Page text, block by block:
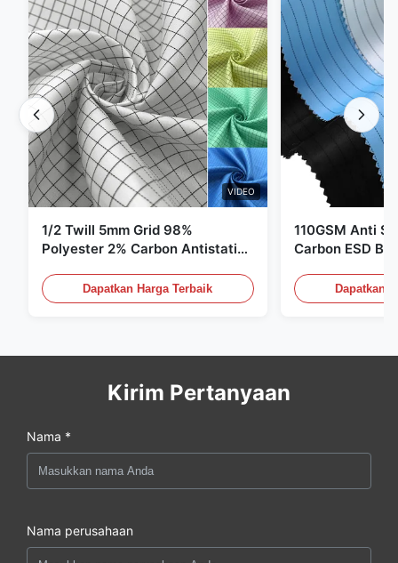
VIDEO
1/2 Twill 5mm Grid 98%
Polyester 2% Carbon Antistatic
Dapatkan Harga Terbaik
110GSM Anti
Carbon ESD
Dapatkan
Kirim Pertanyaan
Nama *
Nama perusahaan